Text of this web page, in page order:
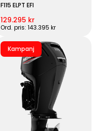
F115 ELPT EFI
129.295 kr
Ord. pris: 143.395 kr
Kampanj